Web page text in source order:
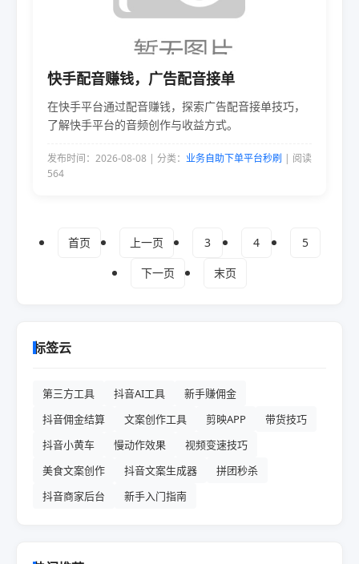
快手配音赚钱，广告配音接单
在快手平台通过配音赚钱，探索广告配音接单技巧，
了解快手平台的音频创作与收益方式。
发布时间：2026-08-08 | 分类： 业务自助下单平台秒刷 | 阅读
564
首页 上一页 3 4
5
下一页
末页
标签云
第三方工具 抖音AI工具
新手赚佣金
抖音佣金结算
文案创作工具 剪映APP
带货技巧
抖音小黄车
慢动作效果
视频变速技巧
美食文案创作
抖音文案生成器
拼团秒杀
抖音商家后台
新手入门指南